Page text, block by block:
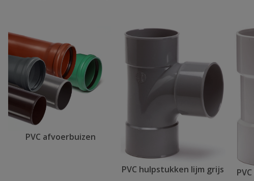
PVC afvoerbuizen
PVC hulpstukken lijm grijs